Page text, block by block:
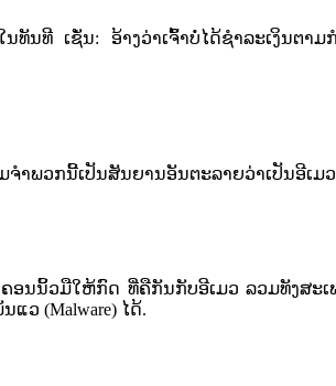
ນ​ທີ​ ເຊັ່ນ:​ ອ້າງ​ວ່າ​ເຈົ້າ​ບໍ່​ໄດ້​ຊຳ​ລະ​ເງິນ​ຕ
ມຈໍາພວກ​ນີ້​ເປັນ​ສັນຍາ​ນ​ອັນຕະລາຍ​ວ່າ​ເປັນ​ອີ​
ອນ​ນິ້ວ​ມືໃຫ້ກົດ ​ທີ່​ຄືກັນກັບ​ອີ​ເມ​ວ ​ລວມທັງ​ສ
ວ​ (Malware) ​ໄດ້.​